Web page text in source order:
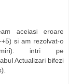
aceiasi eroare
si am rezolvat-o
intri pe
Actualizari bifezi